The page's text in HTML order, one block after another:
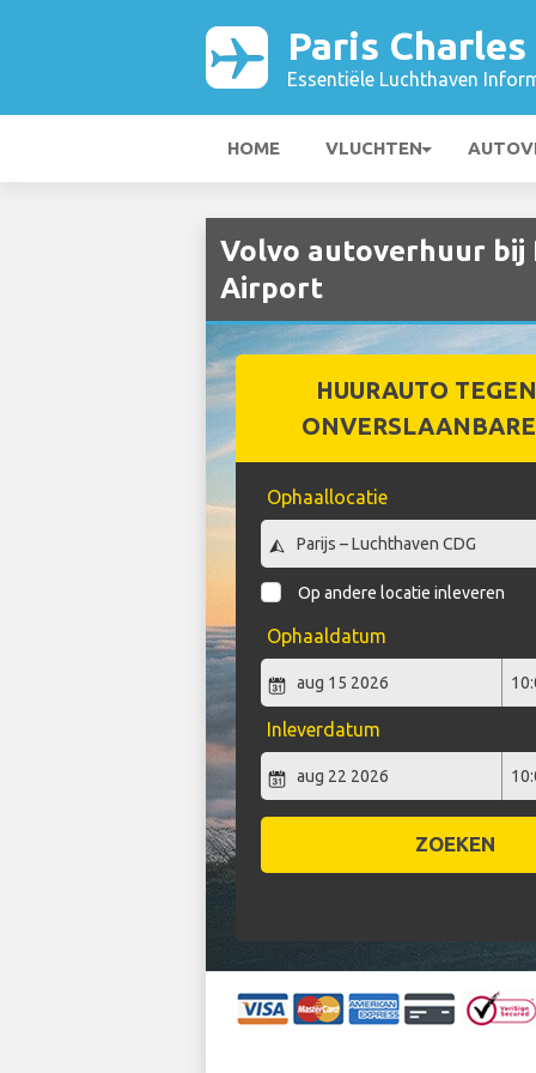
Paris
Essentiële Luchthaven
HOME VLUCHTEN
Volvo autoverhuur bij
Airport
HUURAUTO
Ophaallocatie
Op andere locatie inleveren
Ophaaldatum
Inleverdatum
ZOEKEN